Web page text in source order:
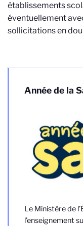
établissements
éventuellement
sollicitations en
Année de la
Le Ministère de
l’enseignement